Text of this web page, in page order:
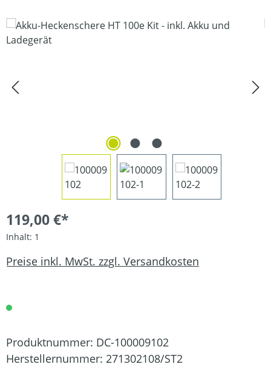
Bildergalerie überspringen
119,00 €*
Inhalt: 1
Preise inkl. MwSt. zzgl. Versandkosten
Produktnummer: DC-100009102
Herstellernummer: 271302108/ST2